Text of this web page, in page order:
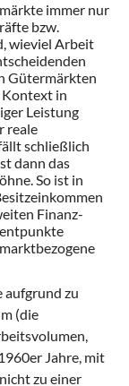
immer nur
bzw.
wieviel Arbeit
Gütermärkten
in
Leistung
reale
schließlich
dann das
So ist in
Finanz-
aufgrund zu
(die
Jahre, mit
zu einer